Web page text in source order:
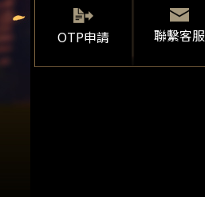
OTP申請 聯繫客服